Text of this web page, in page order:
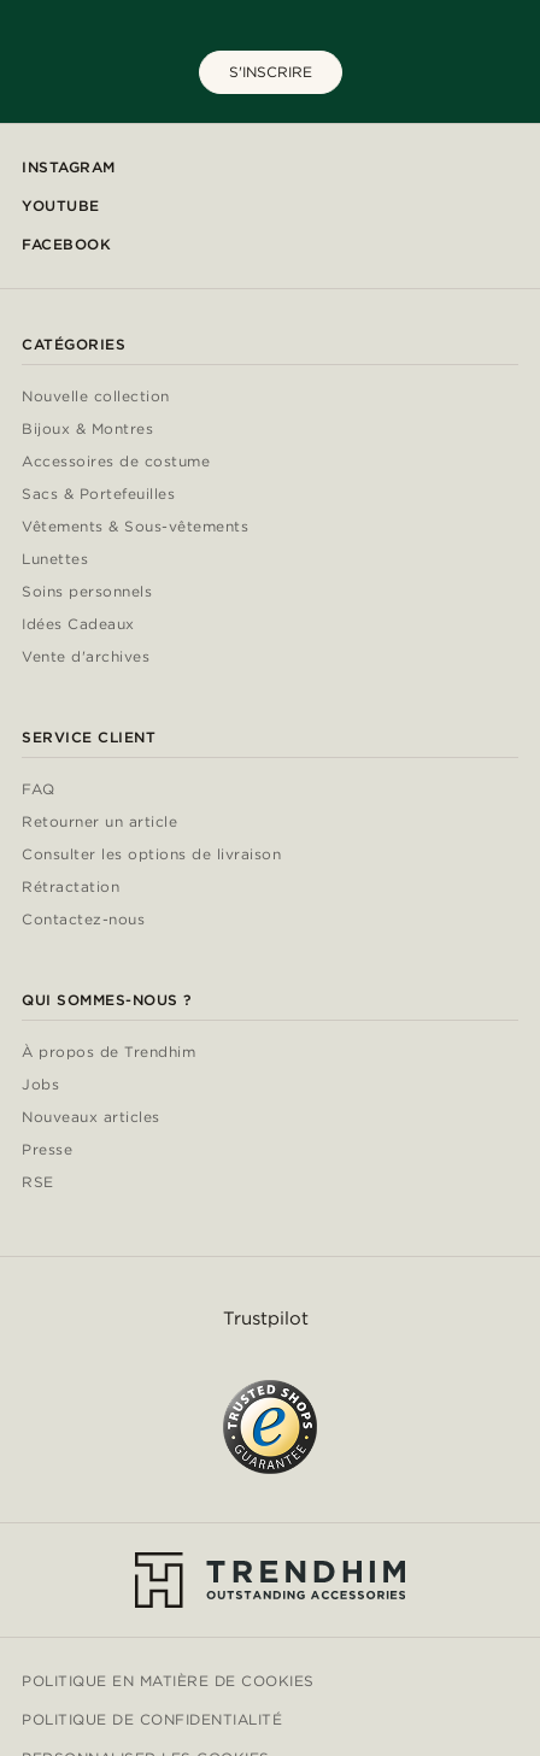
S'INSCRIRE
INSTAGRAM
YOUTUBE
FACEBOOK
CATÉGORIES
Nouvelle collection
Bijoux & Montres
Accessoires de costume
Sacs & Portefeuilles
Vêtements & Sous-vêtements
Lunettes
Soins personnels
Idées Cadeaux
Vente d'archives
SERVICE CLIENT
FAQ
Retourner un article
Consulter les options de livraison
Rétractation
Contactez-nous
QUI SOMMES-NOUS ?
À propos de Trendhim
Jobs
Nouveaux articles
Presse
RSE
Trustpilot
POLITIQUE EN MATIÈRE DE COOKIES
POLITIQUE DE CONFIDENTIALITÉ